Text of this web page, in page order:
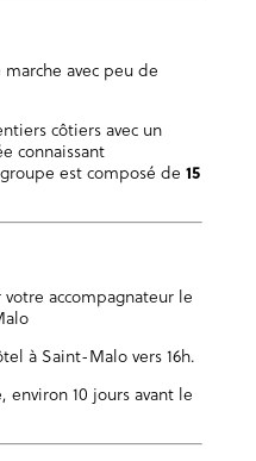
avec peu de
côtiers avec un
connaissant
est composé de 15
votre accompagnateur le
à Saint-Malo vers 16h.
environ 10 jours avant le